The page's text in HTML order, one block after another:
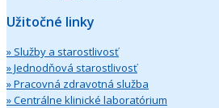
Užitočné linky
» Služby a starostlivosť
» Jednodňová starostlivosť
» Pracovná zdravotná služba
» Centrálne klinické laboratórium